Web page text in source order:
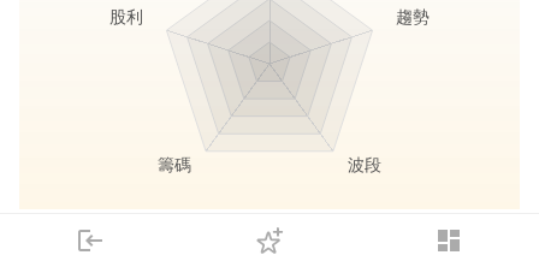
login dashboard
下單
長線價值 存股收息
趨勢
波段
籌碼
股利